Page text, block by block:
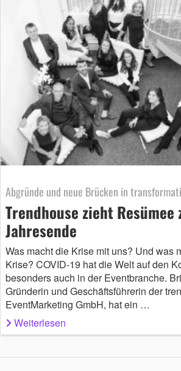
Abgründe und neue Brücken in
Trendhouse zieht Re­sü­mee
Jahresende
Was macht die Krise mit uns? Und was
Krise? COVID-19 hat die Welt auf den
besonders auch in der Eventbranche.
Gründerin und Geschäftsführerin der
EventMarketing GmbH, hat ein …
Weiterlesen